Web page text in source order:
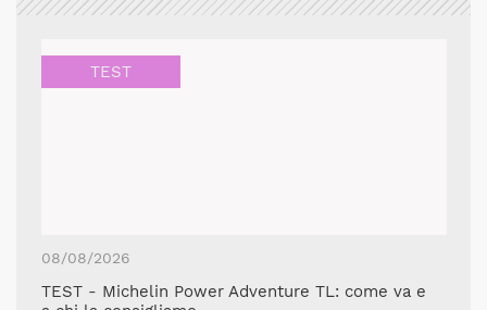
TEST
08/08/2026
TEST - Michelin Power Adventure TL: come va e